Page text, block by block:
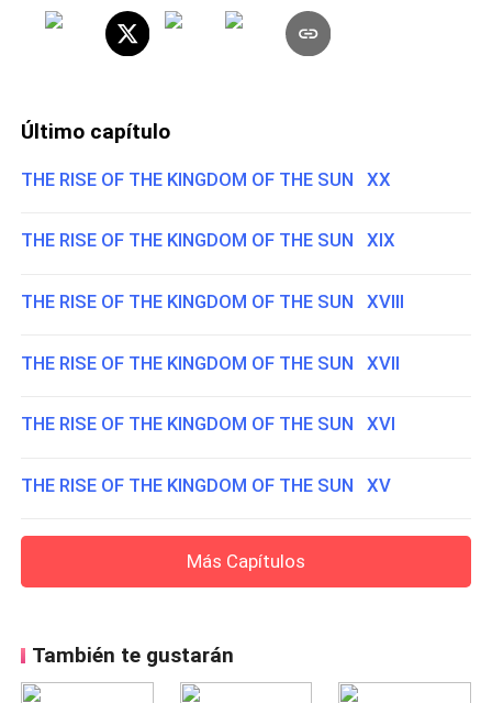
Último capítulo
THE RISE OF THE KINGDOM OF THE SUN XX
THE RISE OF THE KINGDOM OF THE SUN XIX
THE RISE OF THE KINGDOM OF THE SUN XVIII
THE RISE OF THE KINGDOM OF THE SUN XVII
THE RISE OF THE KINGDOM OF THE SUN XVI
THE RISE OF THE KINGDOM OF THE SUN XV
Más Capítulos
También te gustarán